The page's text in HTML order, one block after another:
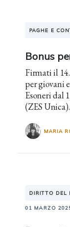
PAGHE E
Bonus
Firmati il
per giovani
Esoneri dal
(ZES Unica).
MARIA
DIRITTO DEL
01 MARZO